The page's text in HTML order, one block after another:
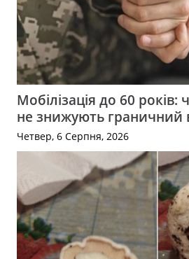
Мобілізація до 60 років:
не знижують граничний
Четвер, 6 Серпня, 2026